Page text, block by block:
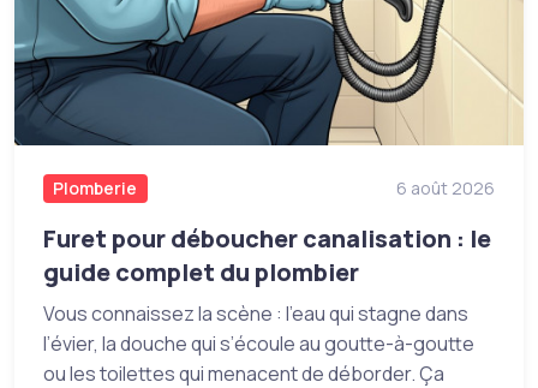
Plomberie 6 août 2026
Furet pour déboucher canalisation : le
guide complet du plombier
Vous connaissez la scène : l’eau qui stagne dans
l’évier, la douche qui s’écoule au goutte-à-goutte
ou les toilettes qui menacent de déborder. Ça